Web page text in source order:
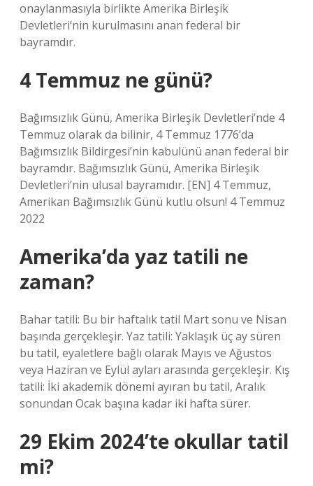
onaylanmasıyla birlikte Amerika Birleşik
Devletleri’nin kurulmasını anan federal bir
bayramdır.
4 Temmuz ne günü?
Bağımsızlık Günü, Amerika Birleşik Devletleri’nde 4
Temmuz olarak da bilinir, 4 Temmuz 1776’da
Bağımsızlık Bildirgesi’nin kabulünü anan federal bir
bayramdır. Bağımsızlık Günü, Amerika Birleşik
Devletleri’nin ulusal bayramıdır. [EN] 4 Temmuz,
Amerikan Bağımsızlık Günü kutlu olsun! 4 Temmuz
2022
Amerika’da yaz tatili ne
zaman?
Bahar tatili: Bu bir haftalık tatil Mart sonu ve Nisan
başında gerçekleşir. Yaz tatili: Yaklaşık üç ay süren
bu tatil, eyaletlere bağlı olarak Mayıs ve Ağustos
veya Haziran ve Eylül ayları arasında gerçekleşir. Kış
tatili: İki akademik dönemi ayıran bu tatil, Aralık
sonundan Ocak başına kadar iki hafta sürer.
29 Ekim 2024’te okullar tatil
mi?